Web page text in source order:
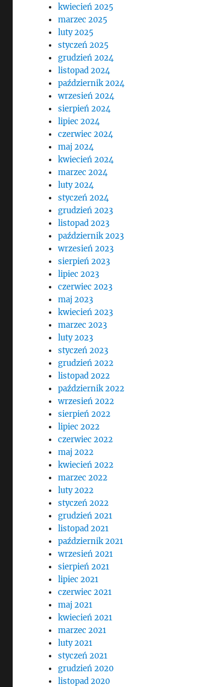
kwiecień 2025
marzec 2025
luty 2025
styczeń 2025
grudzień 2024
listopad 2024
październik 2024
wrzesień 2024
sierpień 2024
lipiec 2024
czerwiec 2024
maj 2024
kwiecień 2024
marzec 2024
luty 2024
styczeń 2024
grudzień 2023
listopad 2023
październik 2023
wrzesień 2023
sierpień 2023
lipiec 2023
czerwiec 2023
maj 2023
kwiecień 2023
marzec 2023
luty 2023
styczeń 2023
grudzień 2022
listopad 2022
październik 2022
wrzesień 2022
sierpień 2022
lipiec 2022
czerwiec 2022
maj 2022
kwiecień 2022
marzec 2022
luty 2022
styczeń 2022
grudzień 2021
listopad 2021
październik 2021
wrzesień 2021
sierpień 2021
lipiec 2021
czerwiec 2021
maj 2021
kwiecień 2021
marzec 2021
luty 2021
styczeń 2021
grudzień 2020
listopad 2020